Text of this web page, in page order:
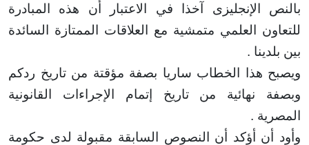
الإنجليزى آخذا في الاعتبار أن هذه المبادرة
العلمي متمشية مع العلاقات الممتازة السائدة
.
هذا الخطاب ساريا بصفة مؤقتة من تاريخ ردكم
نهائية من تاريخ
إتمام الإجراءات القانونية
.
أؤكد أن النصوص السابقة مقبولة لدى حكومة